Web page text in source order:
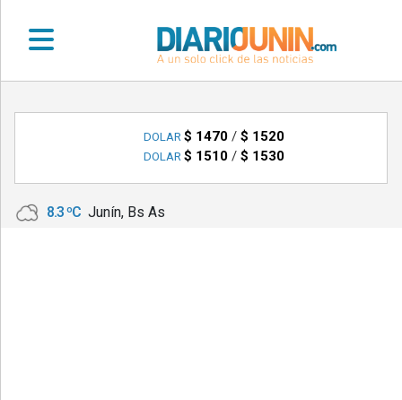
•
LOCALES
•
DOLAR $ 1470/ $ 1520
DOLAR $ 1510/ $ 1530
8.3 ºC Junín, Bs As